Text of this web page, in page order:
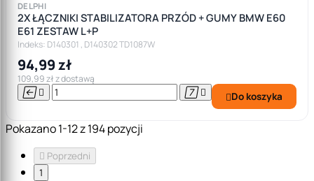
DELPHI
2X ŁĄCZNIKI STABILIZATORA PRZÓD + GUMY BMW E60
E61 ZESTAW L+P
Indeks: D140301 , D140302 TD1087W
94,99 zł
109,99 zł z dostawą
    Do koszyka
Pokazano 1-12 z 194 pozycji
 Poprzedni
1